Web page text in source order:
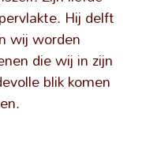
Hij delft
wij worden
die wij in zijn
blik komen